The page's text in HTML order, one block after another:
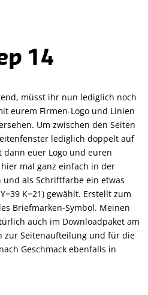
14
müsst ihr nun lediglich noch
eurem Firmen-Logo und Linien
Um zwischen den Seiten
lediglich doppelt auf
dann euer Logo und euren
mal ganz einfach in der
und als Schriftfarbe ein etwas
K=21) gewählt. Erstellt zum
Briefmarken-Symbol. Meinen
auch im Downloadpaket am
zur Seitenaufteilung und für die
Geschmack ebenfalls in